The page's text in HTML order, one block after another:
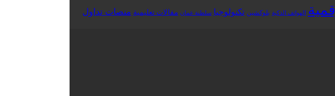
الهواتف الذكية بلوكشين تكنولوجيا سلطنة عمان مقالات تعليمية منصات تداول